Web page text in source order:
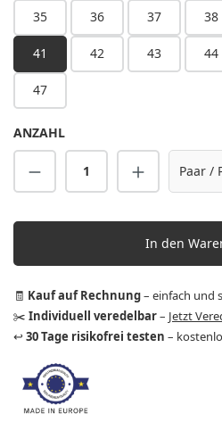
35 36 37 38
41 42 43 44
47
ANZAHL
Produkt Anzahl: Gib
Paar /
In den
🧾 Kauf auf Rechnung– einfach und
✂️ Individuell veredelbar– Jetzt
↩️ 30 Tage risikofrei testen –